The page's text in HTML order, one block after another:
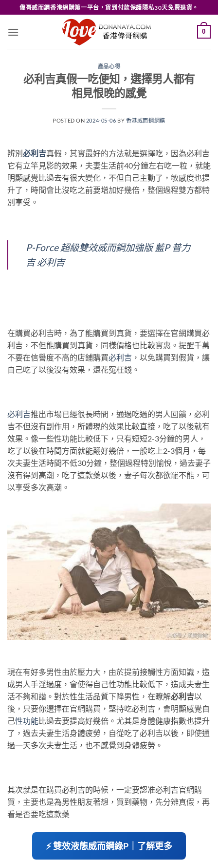
to
content
偉哥威而鋼香港網購第一平台，貨到付款保護隱私30天免費退貨。
0
產品心得
必利吉真假一吃便知，選擇男人都有
相見恨晚的感覺
POSTED ON 2024-05-06 BY 香港威而鋼網購
辨別必利吉真假，其實最好的方法就是選擇吃，因為必利吉
它有立竿見影的效果，夫妻生活前40分鐘左右吃一粒，就能
明顯感覺比過去有很大變化，不但自己主動了，敏感度也提
升了，時間會比沒吃之前要增加好幾倍，整個過程雙方都特
別享受。
P-Force 超級雙效威而鋼加強版 藍P 普力
吉 必利吉
在購買必利吉時，為了能購買到真貨，要選擇在官網購買必
利吉，不但能購買到真貨，同樣價格也比較實惠。提醒千萬
不要在信譽度不高的店鋪購買必利吉 ，以免購買到假貨，讓
自己吃了以後沒有效果，還花冤枉錢。
必利吉推出市場已經很長時間，通過吃過的男人回饋，必利
吉不但沒有副作用，所體現的效果比較直接，吃了以後就有
效果。像一些性功能比較低下，只有短短2-3分鐘的男人，
吃了以後在時間方面就能翻好幾倍，一般吃上2-3個月，每
次夫妻生活時間不低30分鐘，整個過程特別愉悅，過去妻子
沒有得到高潮，吃了這款藥以後，妻子每次都欲罷不能，可
以享受多次高潮。
現在有好多男性由於壓力大，由於提前接觸性方面知識，造
成男人手淫過度，會使得自己性功能比較低下，造成夫妻生
活不夠和諧。對於性生活品質下降男性，在瞭解必利吉以
後，只要你選擇在官網購買，堅持吃必利吉，會明顯感覺自
己性功能比過去要提高好幾倍。尤其是身體健康指數也提升
了，過去夫妻生活身體疲勞，自從吃了必利吉以後，即使通
過一天多次夫妻生活，也不感覺到身體疲勞。
其次就是在購買必利吉的時候，一定要認准必利吉官網購
買，主要也是為男性朋友著想，買到藥物，先分辨真假，再
看是否要吃這款藥
⚡ 雙效液態威而鋼綠P｜了解更多